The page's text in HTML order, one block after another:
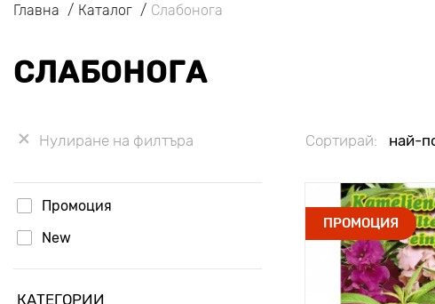
Главна Каталог Слабонога
СЛАБОНОГА
Нулиране на филтъра
Промоция
New
КАТЕГОРИИ
Сортирай: най-
ПРОМОЦИЯ
Местоположение
Специални
характеристики